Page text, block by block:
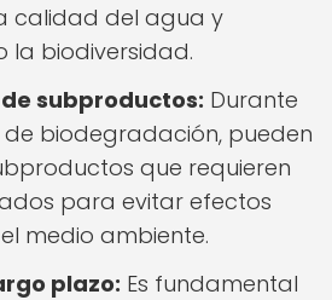
calidad del agua y
la biodiversidad.
subproductos: Durante
de biodegradación, pueden
que requieren
para evitar efectos
medio ambiente.
plazo: Es fundamental